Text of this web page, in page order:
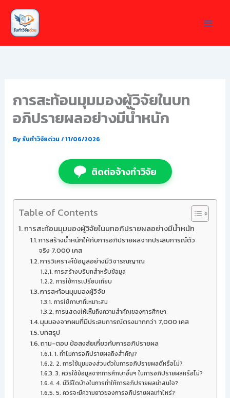
Skip
content
การสะท้อนมุมมองผู้วิจัยในบท
อภิปรายผลอย่างมีน้ำหนัก
Byรับทำวิจัยด่วน /11/06/2026
ติดต่อจ้างทำวิจัย
Table of Contents
การสะท้อนมุมมองผู้วิจัยในบทอภิปรายผลอย่างมีน้ำหนัก
การสร้างน้ำหนักให้กับการอภิปรายผลจากประสบการณ์ตัว
จริง 7,000 เคส
การวิเคราะห์ข้อมูลอย่างมีวิจารณญาณ
การสร้างบริบทสำหรับข้อมูล
การใช้การเปรียบเทียบ
การสะท้อนมุมมองผู้วิจัย
การใช้ภาษาที่เหมาะสม
การแสดงให้เห็นถึงความสำคัญของการศึกษา
มุมมองจากผมที่มีประสบการณ์ตรงมากกว่า 7,000 เคส
บทสรุป
ถาม-ตอบ ข้อสงสัยเกี่ยวกับการอภิปรายผล
1. ทำไมการอภิปรายผลถึงสำคัญ?
2. การใช้มุมมองส่วนตัวในการอภิปรายผลดีหรือไม่?
3. ควรใช้ข้อมูลจากการศึกษาอื่นๆ ในการอภิปรายผลหรือไม่?
4. มีวิธีใดบ้างในการทำให้การอภิปรายผลน่าสนใจ?
5. ควรจะมีความยาวของการอภิปรายผลเท่าไหร่?